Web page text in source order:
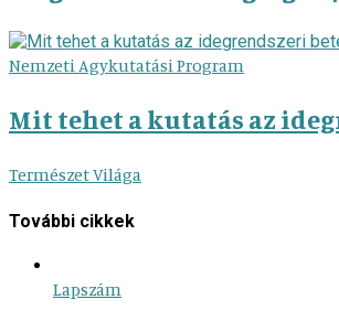
Nemzeti Agykutatási Program
Mit tehet a kutatás az
Természet Világa
További cikkek
Lapszám